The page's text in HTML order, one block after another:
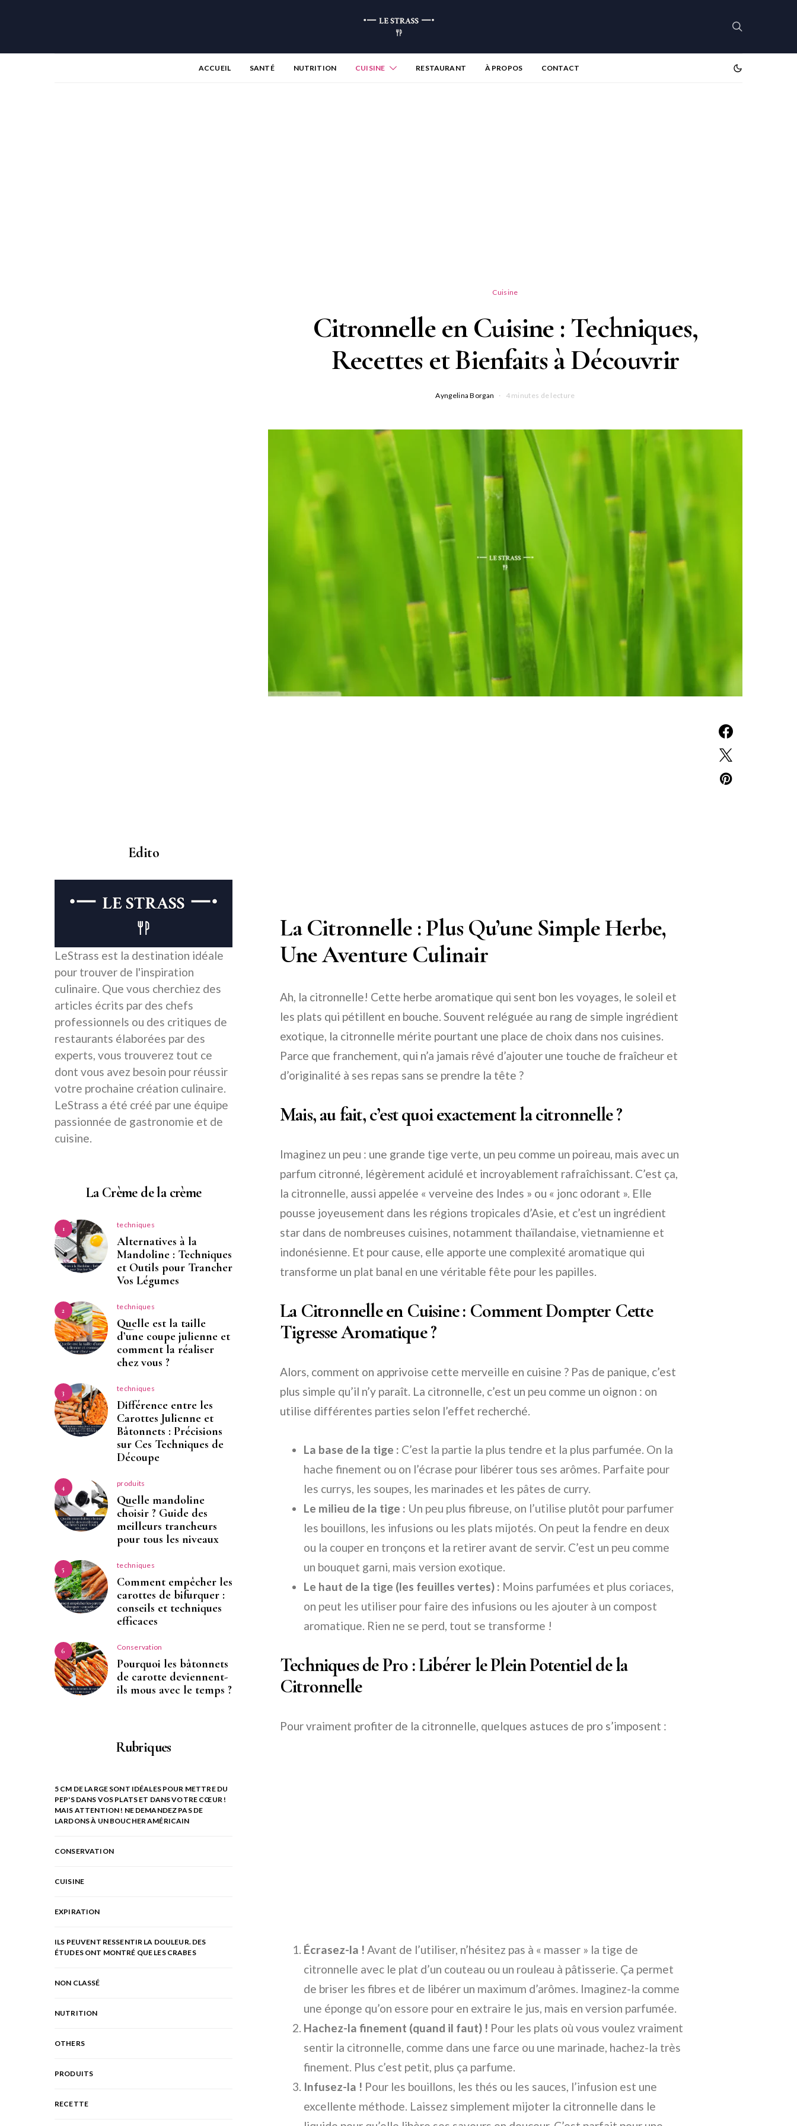
ACCUEIL SANTÉ NUTRITION CUISINE RESTAURANT À PROPOS CONTACT
Cuisine
Citronnelle en Cuisine : Techniques,
Recettes et Bienfaits à Découvrir
Ayngelina Borgan 4 minutes de lecture
La Citronnelle : Plus Qu’une Simple Herbe,
Une Aventure Culinair
Ah, la citronnelle! Cette herbe aromatique qui sent bon les voyages, le soleil et
les plats qui pétillent en bouche. Souvent reléguée au rang de simple ingrédient
exotique, la citronnelle mérite pourtant une place de choix dans nos cuisines.
Parce que franchement, qui n’a jamais rêvé d’ajouter une touche de fraîcheur et
d’originalité à ses repas sans se prendre la tête ?
Mais, au fait, c’est quoi exactement la citronnelle ?
Imaginez un peu : une grande tige verte, un peu comme un poireau, mais avec un
parfum citronné, légèrement acidulé et incroyablement rafraîchissant. C’est ça,
la citronnelle, aussi appelée « verveine des Indes » ou « jonc odorant ». Elle
pousse joyeusement dans les régions tropicales d’Asie, et c’est un ingrédient
star dans de nombreuses cuisines, notamment thaïlandaise, vietnamienne et
indonésienne. Et pour cause, elle apporte une complexité aromatique qui
transforme un plat banal en une véritable fête pour les papilles.
La Citronnelle en Cuisine : Comment Dompter Cette
Tigresse Aromatique ?
Alors, comment on apprivoise cette merveille en cuisine ? Pas de panique, c’est
plus simple qu’il n’y paraît. La citronnelle, c’est un peu comme un oignon : on
utilise différentes parties selon l’effet recherché.
La base de la tige : C’est la partie la plus tendre et la plus parfumée. On la
hache finement ou on l’écrase pour libérer tous ses arômes. Parfaite pour
les currys, les soupes, les marinades et les pâtes de curry.
Le milieu de la tige : Un peu plus fibreuse, on l’utilise plutôt pour parfumer
les bouillons, les infusions ou les plats mijotés. On peut la fendre en deux
ou la couper en tronçons et la retirer avant de servir. C’est un peu comme
un bouquet garni, mais version exotique.
Le haut de la tige (les feuilles vertes) : Moins parfumées et plus coriaces,
on peut les utiliser pour faire des infusions ou les ajouter à un compost
aromatique. Rien ne se perd, tout se transforme !
Techniques de Pro : Libérer le Plein Potentiel de la
Citronnelle
Pour vraiment profiter de la citronnelle, quelques astuces de pro s’imposent :
Écrasez-la ! Avant de l’utiliser, n’hésitez pas à « masser » la tige de
citronnelle avec le plat d’un couteau ou un rouleau à pâtisserie. Ça permet
de briser les fibres et de libérer un maximum d’arômes. Imaginez-la comme
une éponge qu’on essore pour en extraire le jus, mais en version parfumée.
Hachez-la finement (quand il faut) ! Pour les plats où vous voulez vraiment
sentir la citronnelle, comme dans une farce ou une marinade, hachez-la très
finement. Plus c’est petit, plus ça parfume.
Infusez-la ! Pour les bouillons, les thés ou les sauces, l’infusion est une
excellente méthode. Laissez simplement mijoter la citronnelle dans le
Edito
LeStrass est la destination idéale
pour trouver de l'inspiration
culinaire. Que vous cherchiez des
articles écrits par des chefs
professionnels ou des critiques de
restaurants élaborées par des
experts, vous trouverez tout ce
dont vous avez besoin pour réussir
votre prochaine création culinaire.
LeStrass a été créé par une équipe
passionnée de gastronomie et de
cuisine.
La Crème de la crème
1 techniques
Alternatives à la
Mandoline : Techniques
et Outils pour Trancher
Vos Légumes
2 techniques
Quelle est la taille
d’une coupe julienne et
comment la réaliser
chez vous ?
3 techniques
Différence entre les
Carottes Julienne et
Bâtonnets : Précisions
sur Ces Techniques de
Découpe
4 produits
Quelle mandoline
choisir ? Guide des
meilleurs trancheurs
pour tous les niveaux
5 techniques
Comment empêcher les
carottes de bifurquer :
conseils et techniques
efficaces
6 Conservation
Pourquoi les bâtonnets
de carotte deviennent-
ils mous avec le temps ?
Rubriques
5 CM DE LARGE SONT IDÉALES POUR METTRE DU
PEP'S DANS VOS PLATS ET DANS VOTRE CŒUR !
MAIS ATTENTION ! NE DEMANDEZ PAS DE
LARDONS À UN BOUCHER AMÉRICAIN
CONSERVATION
CUISINE
EXPIRATION
ILS PEUVENT RESSENTIR LA DOULEUR. DES
ÉTUDES ONT MONTRÉ QUE LES CRABES
NON CLASSÉ
NUTRITION
OTHERS
PRODUITS
RECETTE